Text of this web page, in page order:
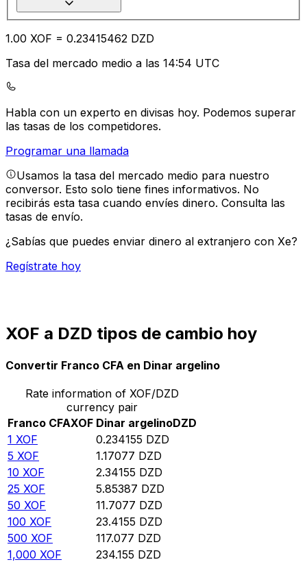
1.00 XOF = 0.23415462 DZD
Tasa del mercado medio a las 14:54 UTC
Habla con un experto en divisas hoy. Podemos superar
las tasas de los competidores.
Programar una llamada
Usamos la tasa del mercado medio para nuestro
conversor. Esto solo tiene fines informativos. No
recibirás esta tasa cuando envíes dinero. Consulta las
tasas de envío.
¿Sabías que puedes enviar dinero al extranjero con Xe?
Regístrate hoy
XOF a DZD tipos de cambio hoy
Convertir Franco CFA en Dinar argelino
Rate information of XOF/DZD
currency pair
Franco CFAXOF Dinar argelinoDZD
1 XOF 0.234155 DZD
5 XOF 1.17077 DZD
10 XOF 2.34155 DZD
25 XOF 5.85387 DZD
50 XOF 11.7077 DZD
100 XOF 23.4155 DZD
500 XOF 117.077 DZD
1,000 XOF 234.155 DZD